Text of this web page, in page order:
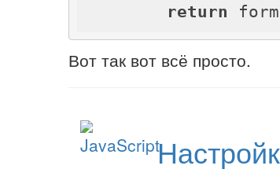
return
Вот так вот всё просто.